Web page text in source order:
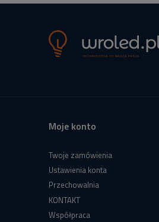
Moje konto
Twoje zamówienia
Ustawienia konta
Przechowalnia
KONTAKT
Współpraca